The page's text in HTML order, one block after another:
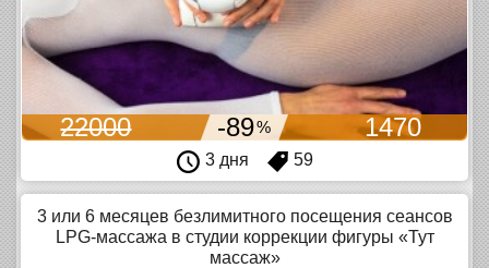
22000 -89% 1470
3 дня 59
3 или 6 месяцев безлимитного посещения сеансов
LPG-массажа в студии коррекции фигуры «Тут
массаж»